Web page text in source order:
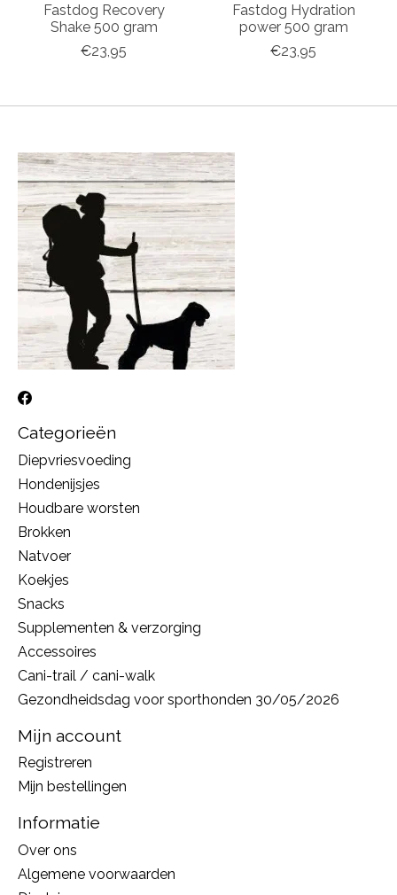
Fastdog Recovery
Shake 500 gram
€23,95
Fastdog Hydration
power 500 gram
€23,95
Categorieën
Diepvriesvoeding
Hondenijsjes
Houdbare worsten
Brokken
Natvoer
Koekjes
Snacks
Supplementen & verzorging
Accessoires
Cani-trail / cani-walk
Gezondheidsdag voor sporthonden 30/05/2026
Mijn account
Registreren
Mijn bestellingen
Informatie
Over ons
Algemene voorwaarden